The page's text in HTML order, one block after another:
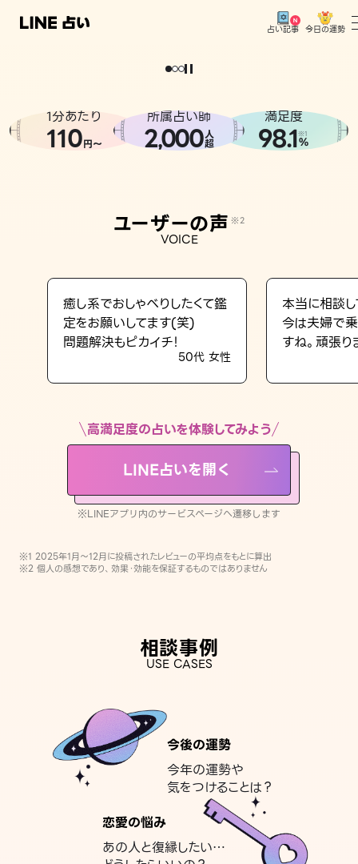
占い記事 今日の運勢
相談事例
占い記事
LINE占いを開く
※LINEアプリ内のサービスページへ遷移します
どうせなら
。
1分あたり
110円〜
所属占い師
2,000人
超
満足度
98.1※1
%
ユーザーの声 ※2
VOICE
癒し系でおしゃべりしたくて鑑
定をお願いしてます(笑)
問題解決もピカイチ！
50代 女性
本当に相談し
今は夫婦で
すね。頑張り
高満足度の占いを体験してみよう
LINE占いを開く
※LINEアプリ内のサービスページへ遷移します
※1 2025年1月〜12月に投稿されたレビューの平均点をもとに算出
※2 個人の感想であり、効果・効能を保証するものではありません
相談事例
USE CASES
今後の運勢
今年の運勢や
気をつけることは？
恋愛の悩み
あの人と復縁したい…